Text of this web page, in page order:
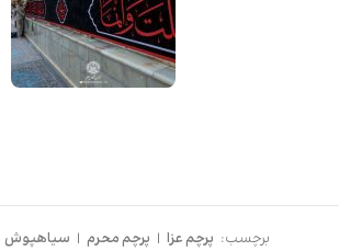
برچسب: پرچم عزا | پرچم محرم | سیاهپوش